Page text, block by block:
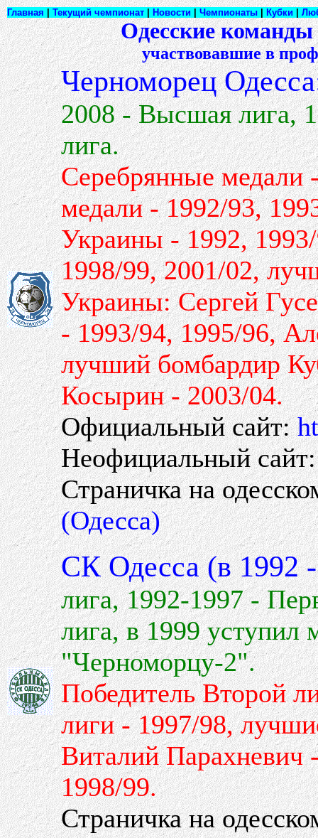
Главная Текущий чемпионат Новости Чемпионаты Кубки
Одесские
участвовавшие в
Черноморец
2008 - Высшая лига,
лига.
Серебрянные медали
медали - 1992/93,
Украины - 1992,
1998/99, 2001/02,
Украины: Сергей
- 1993/94, 1995/96,
лучший бомбардир
Косырин - 2003/04.
Официальный сайт:
Неофициальный
Страничка на
(Одесса)
СК Одесса (в 1992
лига, 1992-1997 -
лига, в 1999 уступил
"Черноморцу-2".
Победитель Второй
лиги - 1997/98,
Виталий Парахневич
1998/99.
Страничка на